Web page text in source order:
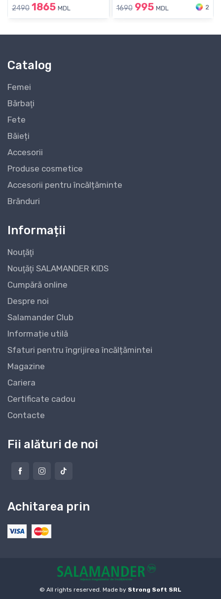
2490 1865 MDL 1690 995 MDL 2
Catalog
Femei
Bărbaţi
Fete
Băieți
Accesorii
Produse cosmetice
Accesorii pentru încălțăminte
Brănduri
Informații
Nouţăţi
Nouţăţi SALAMANDER KIDS
Cumpără online
Despre noi
Salamander Club
Informație utilă
Sfaturi pentru îngrijirea încălțămintei
Magazine
Cariera
Certificate cadou
Contacte
Fii alături de noi
Achitarea prin
© All rights reserved. Made by Strong Soft SRL